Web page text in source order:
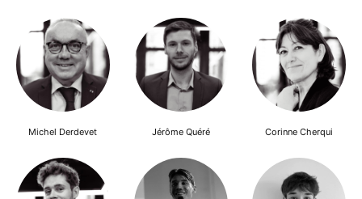
Michel Derdevet Jérôme Quéré Corinne Cherqui